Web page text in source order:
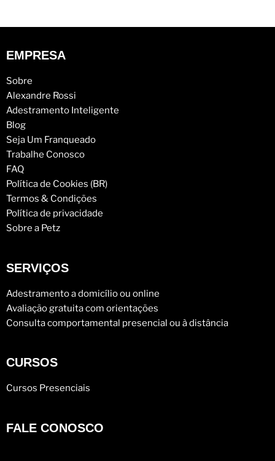
EMPRESA
Sobre
Alexandre Rossi
Adestramento Inteligente
Blog
Seja Um Franqueado
Trabalhe Conosco
FAQ
Política de Cookies (BR)
Termos & Condições
Política de privacidade
Sobre a Petz
SERVIÇOS
Adestramento a domicílio ou online
Avaliação gratuita com orientações
Consulta comportamental presencial ou à distância
CURSOS
Cursos Presenciais
FALE CONOSCO